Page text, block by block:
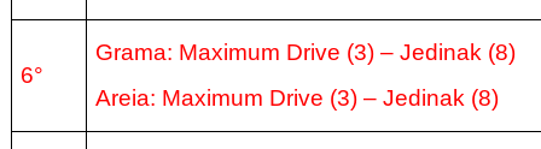
6°
Grama: Maximum Drive (3) – Jedinak (8)
Areia: Maximum Drive (3) – Jedinak (8)